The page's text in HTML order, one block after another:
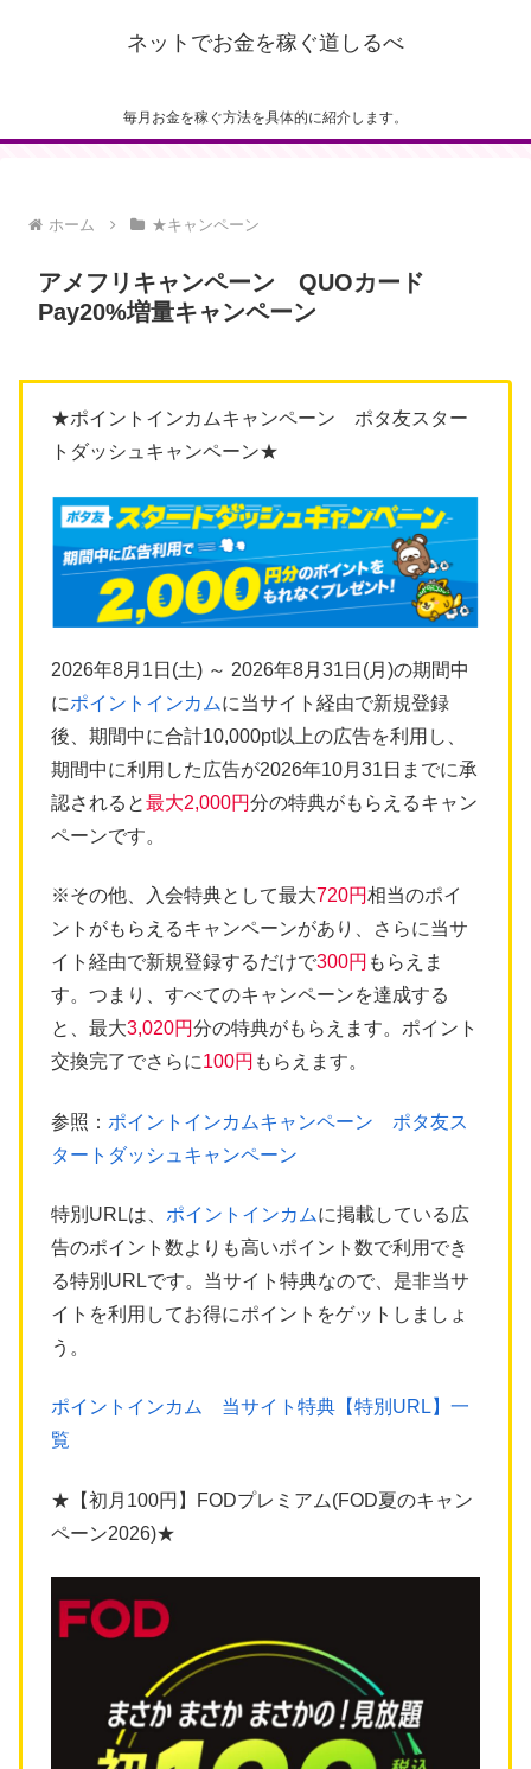
ネットでお金を稼ぐ道しるべ
毎月お金を稼ぐ方法を具体的に紹介します。
ホーム ★キャンペーン
アメフリキャンペーン QUOカード
Pay20%増量キャンペーン
★ポイントインカムキャンペーン ポタ友スター
トダッシュキャンペーン★
2026年8月1日(土) ～ 2026年8月31日(月)の期間中
にポイントインカムに当サイト経由で新規登録
後、期間中に合計10,000pt以上の広告を利用し、
期間中に利用した広告が2026年10月31日までに承
認されると最大2,000円分の特典がもらえるキャン
ペーンです。
※その他、入会特典として最大720円相当のポイ
ントがもらえるキャンペーンがあり、さらに当サ
イト経由で新規登録するだけで300円 もらえま
す。つまり、すべてのキャンペーンを達成する
と、最大3,020円分の特典がもらえます。ポイント
交換完了でさらに100円 もらえます。
参照： ポイントインカムキャンペーン ポタ友ス
タートダッシュキャンペーン
特別URLは、 ポイントインカムに掲載している広
告のポイント数よりも高いポイント数で利用でき
る特別URLです。当サイト特典なので、是非当サ
イトを利用してお得にポイントをゲットしましょ
う。
ポイントインカム 当サイト特典【特別URL】一
覧
★【初月100円】FODプレミアム(FOD夏のキャン
ペーン2026)★